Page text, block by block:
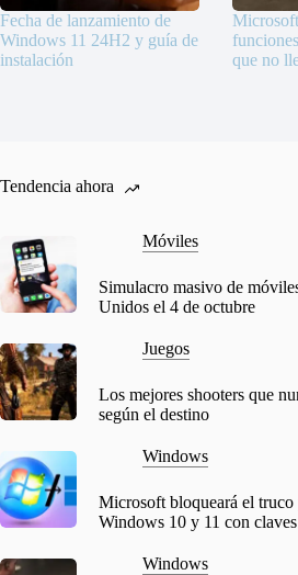
Fecha de lanzamiento de
Windows 11 24H2 y guía de
instalación
que no
Tendencia ahora
Móviles
Simulacro masivo de
Unidos el 4 de octubre
Juegos
Los mejores shooters que
según el destino
Windows
Microsoft bloqueará el truco
Windows 10 y 11 con
Windows